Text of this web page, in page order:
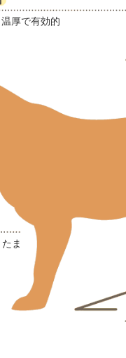
厚で有効的
ま